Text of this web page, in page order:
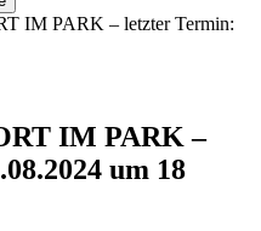
IM PARK – letzter Termin:
IM PARK –
um 18